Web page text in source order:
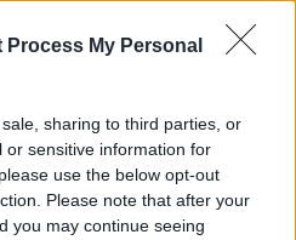
Process My Personal
sharing to third parties, or
or sensitive information for
use the below opt-out
Please note that after your
you may continue seeing
ai visitatori. Il contenuto di questo
e non rappresenta la linea editoriale
e indipendente. I messaggi inclusi nei
ma post inviati dai singoli lettori che